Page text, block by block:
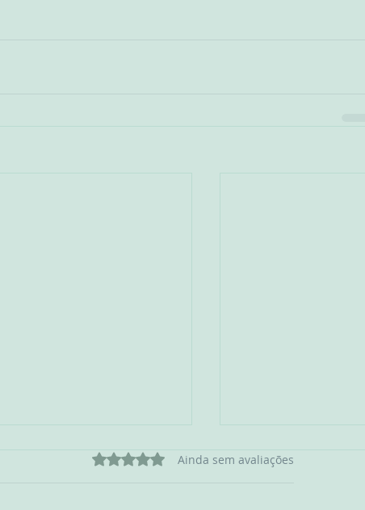
Avaliado com 0 de 5 estrelas.
Ainda sem avaliações